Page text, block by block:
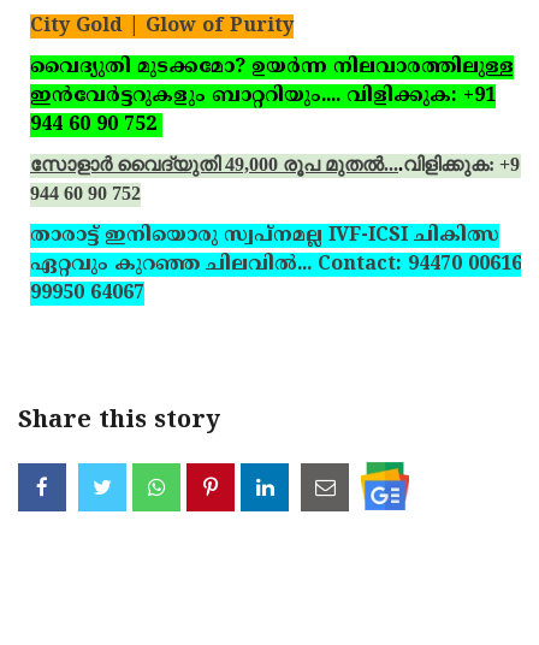
City Gold | Glow of Purity
വൈദ്യുതി മുടക്കമോ? ഉയര്‍ന്ന നിലവാരത്തിലുള്ള
ഇന്‍വേര്‍ട്ടറുകളും ബാറ്ററിയും.... വിളിക്കുക: +91
944 60 90 752
സോളാര്‍ വൈദ്യുതി 49,000 രൂപ മുതല്‍....വിളിക്കുക: +91
944 60 90 752
താരാട്ട് ഇനിയൊരു സ്വപ്‌നമല്ല IVF-ICSI ചികിത്സ
ഏറ്റവും കുറഞ്ഞ ചിലവില്‍... Contact: 94470 00616,
99950 64067
Share this story